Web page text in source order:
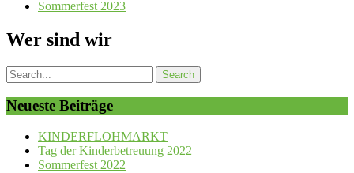
Sommerfest 2023
Wer sind wir
Neueste Beiträge
KINDERFLOHMARKT
Tag der Kinderbetreuung 2022
Sommerfest 2022